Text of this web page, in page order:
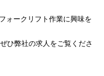
ォークリフト作業に興味を
ひ弊社の求人をご覧くださ